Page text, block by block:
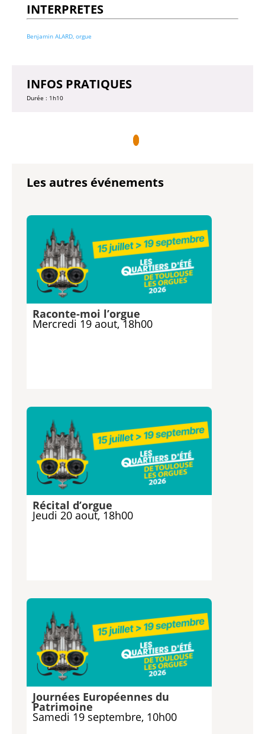
INTERPRETES
Benjamin ALARD, orgue
INFOS PRATIQUES
Durée : 1h10
Les autres événements
Raconte-moi l’orgue
Mercredi 19 aout, 18h00
Récital d’orgue
Jeudi 20 aout, 18h00
Journées Européennes du
Patrimoine
Samedi 19 septembre, 10h00